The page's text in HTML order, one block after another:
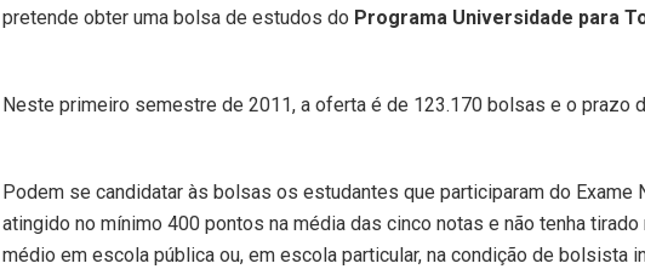
pretende obter uma bolsa de estudos do Programa Universidade para
Neste primeiro semestre de 2011, a oferta é de 123.170 bolsas e o prazo
Podem se candidatar às bolsas os estudantes que participaram do Exame
atingido no mínimo 400 pontos na média das cinco notas e não tenha
médio em escola pública ou, em escola particular, na condição de bolsista